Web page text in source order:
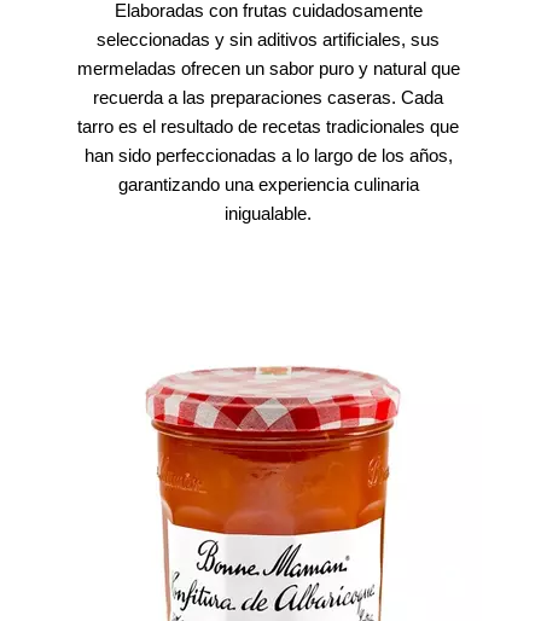
Elaboradas con frutas cuidadosamente
seleccionadas y sin aditivos artificiales, sus
mermeladas ofrecen un sabor puro y natural que
recuerda a las preparaciones caseras. Cada
tarro es el resultado de recetas tradicionales que
han sido perfeccionadas a lo largo de los años,
garantizando una experiencia culinaria
inigualable.